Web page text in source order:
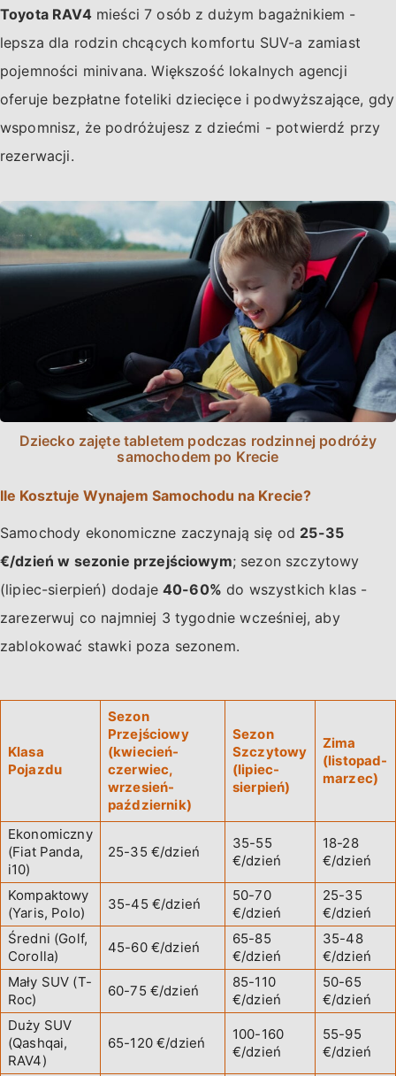
Toyota RAV4 mieści 7 osób z dużym bagażnikiem -
lepsza dla rodzin chcących komfortu SUV-a zamiast
pojemności minivana. Większość lokalnych agencji
oferuje bezpłatne foteliki dziecięce i podwyższające, gdy
wspomnisz, że podróżujesz z dziećmi - potwierdź przy
rezerwacji.
Dziecko zajęte tabletem podczas rodzinnej podróży
samochodem po Krecie
Ile Kosztuje Wynajem Samochodu na Krecie?
Samochody ekonomiczne zaczynają się od 25-35
€/dzień w sezonie przejściowym; sezon szczytowy
(lipiec-sierpień) dodaje40-60% do wszystkich klas -
zarezerwuj co najmniej 3 tygodnie wcześniej, aby
zablokować stawki poza sezonem.
Klasa
Pojazdu
Sezon
Przejściowy
(kwiecień-
czerwiec,
wrzesień-
październik)
Sezon
Szczytowy
(lipiec-
sierpień)
Zima
(listopad-
marzec)
Ekonomiczny
(Fiat Panda,
i10)
25-35 €/dzień
35-55
€/dzień
18-28
€/dzień
Kompaktowy
(Yaris, Polo)
35-45 €/dzień
50-70
€/dzień
25-35
€/dzień
Średni (Golf,
Corolla)
45-60 €/dzień
65-85
€/dzień
35-48
€/dzień
Mały SUV (T-
Roc)
60-75 €/dzień
85-110
€/dzień
50-65
€/dzień
Duży SUV
(Qashqai,
RAV4)
65-120 €/dzień
100-160
€/dzień
55-95
€/dzień